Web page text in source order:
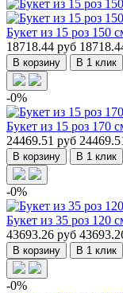
Букет из 15 роз 150
18718.44 руб
В корзину В 1 клик
-0%
Букет из 15 роз 170
24469.51 руб
В корзину В 1 клик
-0%
Букет из 35 роз 120
43693.26 руб
В корзину В 1 клик
-0%